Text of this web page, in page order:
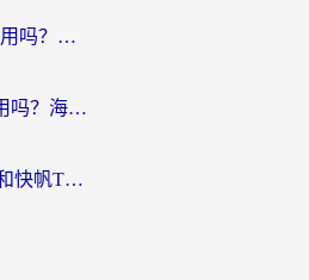
云极和Unblock Youku好用吗？海外党亲测+2026回国加速器避坑指南
ChickCN和海外回国好用吗？海外党2026亲测：从手游到影音，选对加速器的3个关键
海外党必看：雷神手游和快帆TV版好用吗？3步选对回国加速器不踩坑